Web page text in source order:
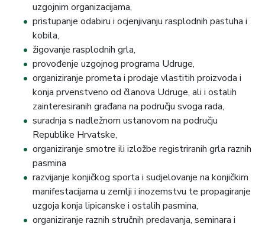
uzgojnim organizacijama,
pristupanje odabiru i ocjenjivanju rasplodnih pastuha i
kobila,
žigovanje rasplodnih grla,
provođenje uzgojnog programa Udruge,
organiziranje prometa i prodaje vlastitih proizvoda i
konja prvenstveno od članova Udruge, ali i ostalih
zainteresiranih građana na području svoga rada,
suradnja s nadležnom ustanovom na području
Republike Hrvatske,
organiziranje smotre ili izložbe registriranih grla raznih
pasmina
razvijanje konjičkog sporta i sudjelovanje na konjičkim
manifestacijama u zemlji i inozemstvu te propagiranje
uzgoja konja lipicanske i ostalih pasmina,
organiziranje raznih stručnih predavanja, seminara i